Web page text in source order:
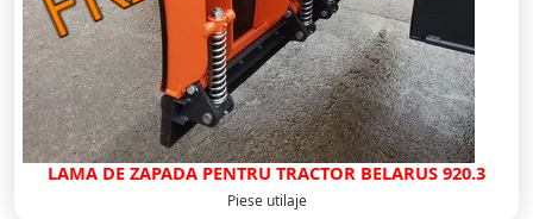
LAMA DE ZAPADA PENTRU TRACTOR BELARUS 920.3
Piese utilaje